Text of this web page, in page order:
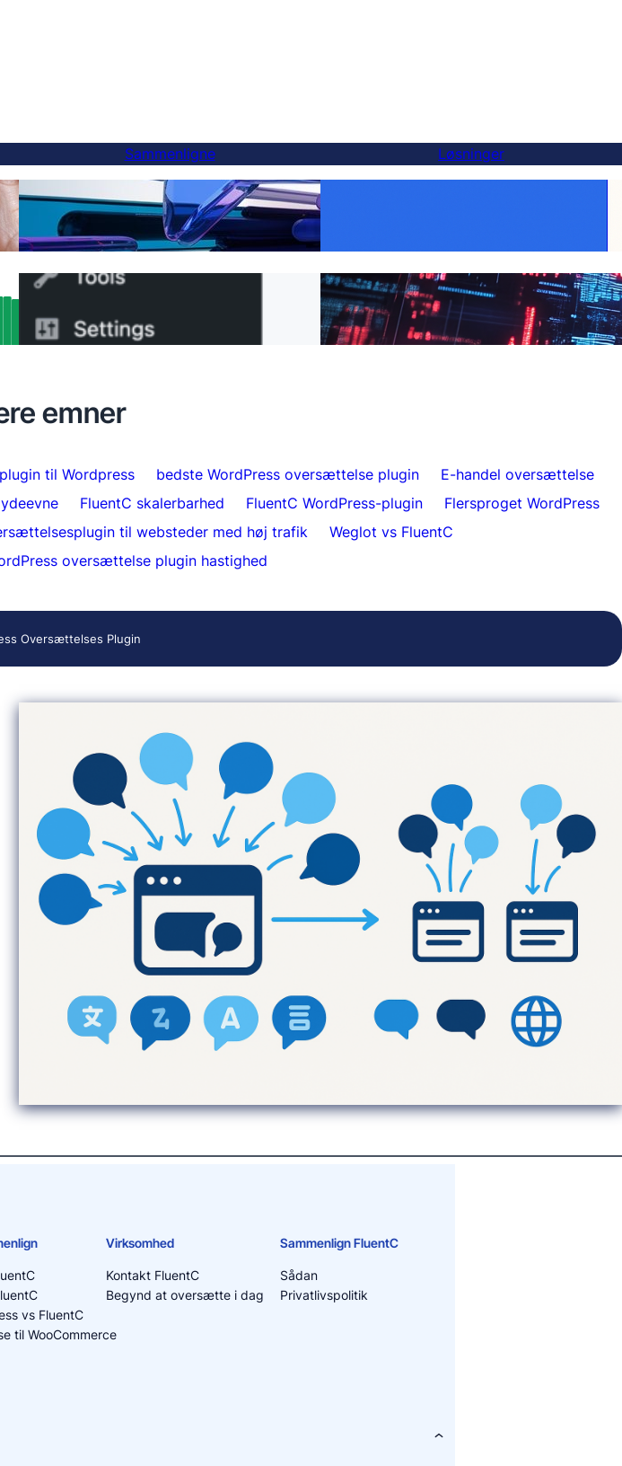
Sammenligne
Endelig en bedre Weglot-alternativ — og
du kan skifte på 5 minutter
minutter
Løsninger
Ubesværet hjemmesideoversættelse for
kunder
emner
til Wordpress bedste WordPress oversættelse plugin
E-handel oversættelse
FluentC skalerbarhed FluentC WordPress-plugin
Flersproget WordPress
til websteder med høj trafik
Weglot vs FluentC
oversættelse plugin hastighed
Oversættelses Plugin
vs FluentC
til WooCommerce
Virksomhed
Kontakt FluentC
Begynd at oversætte i dag
Sammenlign FluentC
Sådan
Privatlivspolitik